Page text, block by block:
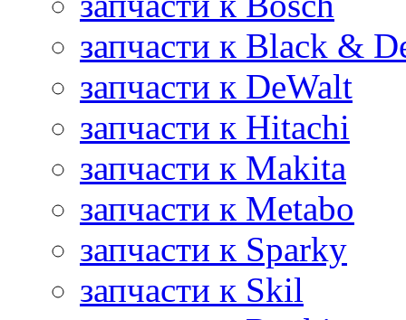
запчасти к Black &
запчасти к DeWalt
запчасти к Hitachi
запчасти к Makita
запчасти к Metabo
запчасти к Sparky
запчасти к Skil